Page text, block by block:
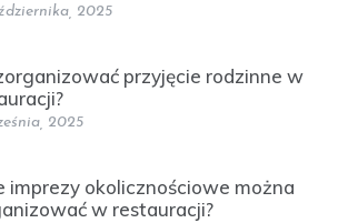
2025
przyjęcie rodzinne w
2025
imprezy okolicznościowe można
w restauracji?